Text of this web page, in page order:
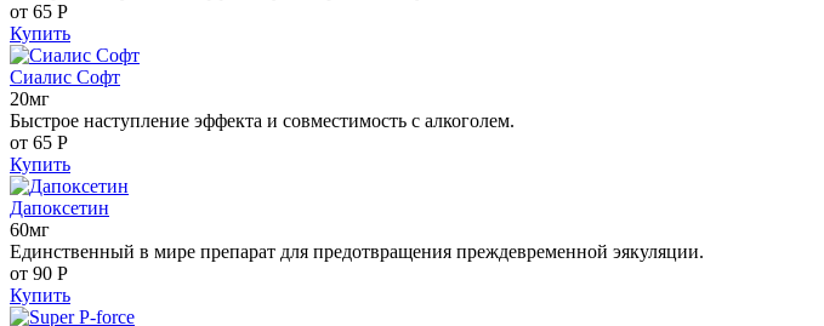
от 65 Р
Купить
Сиалис Софт
20мг
Быстрое наступление эффекта и совместимость с алкоголем.
от 65 Р
Купить
Дапоксетин
60мг
Единственный в мире препарат для предотвращения преждевременной эякуляции.
от 90 Р
Купить